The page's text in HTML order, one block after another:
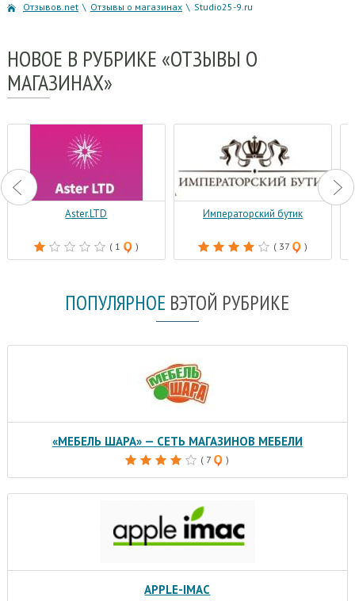
Отзывов.net \ Отзывы о магазинах \ Studio25-9.ru
НОВОЕ В РУБРИКЕ «ОТЗЫВЫ О
МАГАЗИНАХ»
Aster.LTD
( 1 )
Императорский бутик
( 37 )
ПОПУЛЯРНОЕ ВЭТОЙ РУБРИКЕ
«МЕБЕЛЬ ШАРА» — СЕТЬ МАГАЗИНОВ МЕБЕЛИ
( 7 )
APPLE-IMAC